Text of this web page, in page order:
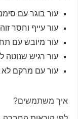
עור בוגר עם
עור עייף וחסר
עור מיובש עם
עור רגיש שנוטה
עור עם מרקם לא
איך משתמשים?